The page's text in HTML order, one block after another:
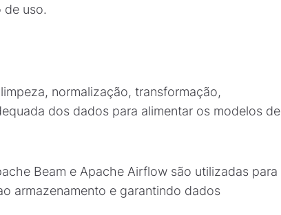
de uso.
normalização, transformação,
dos dados para alimentar os modelos de
Beam e Apache Airflow são utilizadas para
armazenamento e garantindo dados